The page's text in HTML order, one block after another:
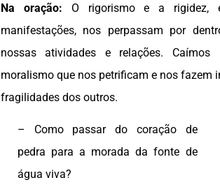
Na oração: O rigorismo e a rigidez,
manifestações, nos perpassam por
nossas atividades e relações.
moralismo que nos petrificam e nos fazem
fragilidades dos outros.
– Como passar do coração de
pedra para a morada da fonte de
água viva?